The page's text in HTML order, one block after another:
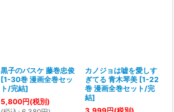
黒子のバスケ 藤巻忠俊
[1-30巻 漫画全巻セッ
ト/完結]
5,800円(税別)
カノジョは嘘を愛しす
ぎてる 青木琴美 [1-22
巻 漫画全巻セット/完
結]